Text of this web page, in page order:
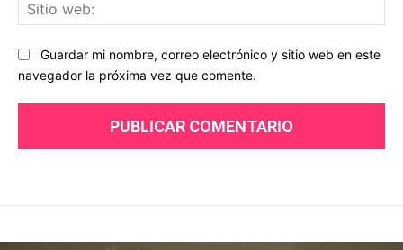
Guardar mi nombre, correo electrónico y sitio web en este
navegador la próxima vez que comente.